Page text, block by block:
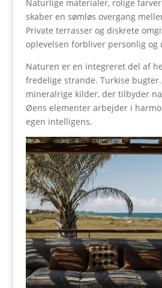
Naturlige materialer, rolige
skaber en sømløs overgang
Private terrasser og diskrete
oplevelsen forbliver personlig og
Naturen er en integreret del af
fredelige strande. Tur­kise
mineralrige kilder, der tilbyder
Øens elementer arbejder i
egen intelligens.